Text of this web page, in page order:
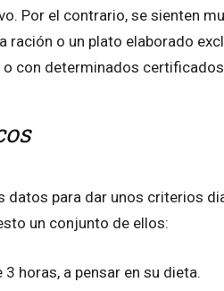
Por el contrario, se sienten
ración o un plato elaborado
con determinados
datos para dar unos criterios
un conjunto de ellos:
horas, a pensar en su dieta.